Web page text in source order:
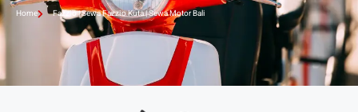
Home Fazzio | Sewa Fazzio Kuta | Sewa Motor Bali